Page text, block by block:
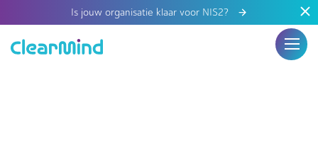
Is jouw organisatie klaar voor NIS2?